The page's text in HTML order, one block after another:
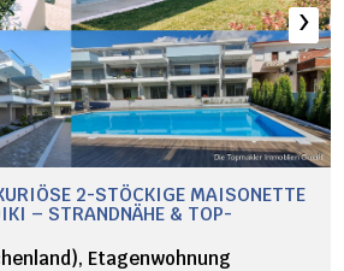
›
2-STÖCKIGE MAISONETTE
– STRANDNÄHE & TOP-
Etagenwohnung